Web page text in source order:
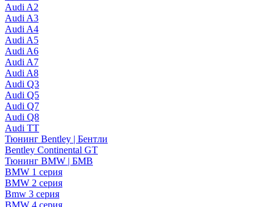
Audi A2
Audi A3
Audi A4
Audi A5
Audi A6
Audi A7
Audi A8
Audi Q3
Audi Q5
Audi Q7
Audi Q8
Audi TT
Тюнинг Bentley | Бентли
Bentley Continental GT
Тюнинг BMW | БМВ
BMW 1 серия
BMW 2 серия
Bmw 3 серия
BMW 4 серия